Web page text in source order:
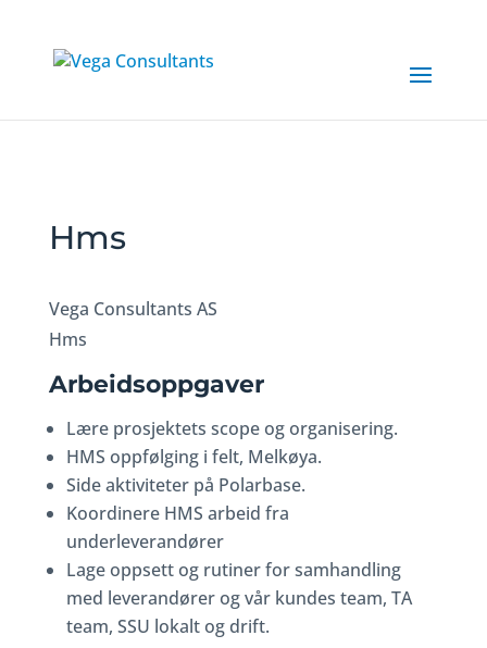
Hms
Vega Consultants AS
Hms
Arbeidsoppgaver
Lære prosjektets scope og organisering.
HMS oppfølging i felt, Melkøya.
Side aktiviteter på Polarbase.
Koordinere HMS arbeid fra
underleverandører
Lage oppsett og rutiner for samhandling
med leverandører og vår kundes team, TA
team, SSU lokalt og drift.